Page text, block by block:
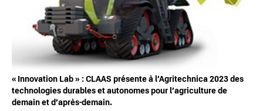
« Innovation Lab » : CLAAS présente à l’Agritechnica 2023 des
technologies durables et autonomes pour l’agriculture de
demain et d’après-demain.